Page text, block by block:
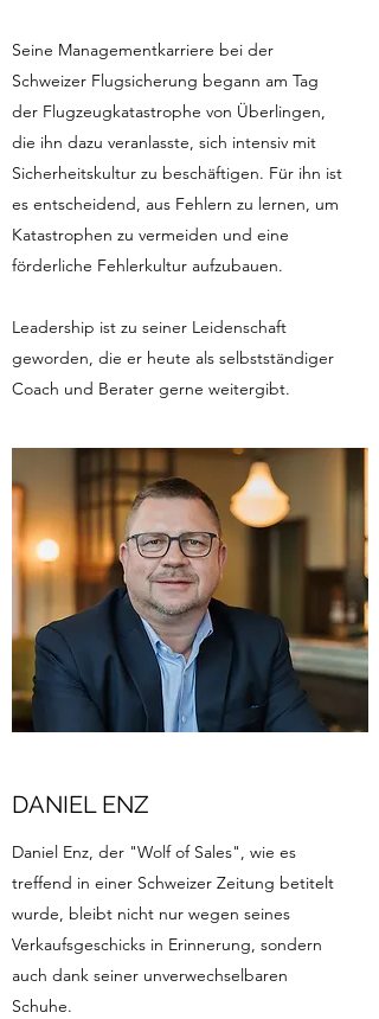
Seine Managementkarriere bei der
Schweizer Flugsicherung begann am Tag
der Flugzeugkatastrophe von Überlingen,
die ihn dazu veranlasste, sich intensiv mit
Sicherheitskultur zu beschäftigen. Für ihn ist
es entscheidend, aus Fehlern zu lernen, um
Katastrophen zu vermeiden und eine
förderliche Fehlerkultur aufzubauen.
Leadership ist zu seiner Leidenschaft
geworden, die er heute als selbstständiger
Coach und Berater gerne weitergibt.
DANIEL ENZ
Daniel Enz, der "Wolf of Sales", wie es
treffend in einer Schweizer Zeitung betitelt
wurde, bleibt nicht nur wegen seines
Verkaufsgeschicks in Erinnerung, sondern
auch dank seiner unverwechselbaren
Schuhe.